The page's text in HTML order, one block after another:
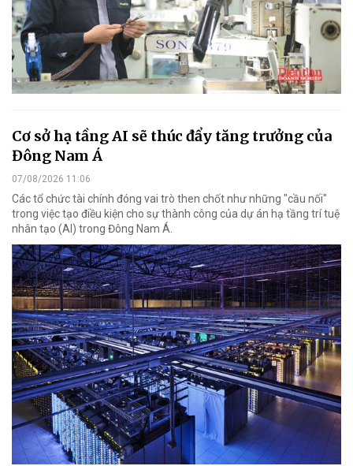
Cơ sở hạ tầng AI sẽ thúc đẩy tăng trưởng của
Đông Nam Á
07/08/2026 11:06
Các tổ chức tài chính đóng vai trò then chốt như những "cầu nối"
trong việc tạo điều kiện cho sự thành công của dự án hạ tầng trí tuệ
nhân tạo (AI) trong Đông Nam Á.